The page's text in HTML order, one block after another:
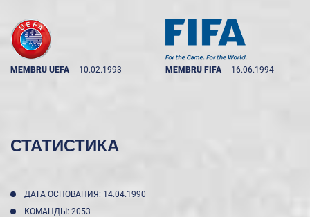
MEMBRU UEFA -- 10.02.1993 MEMBRU FIFA -- 16.06.1994
СТАТИСТИКА
ДАТА ОСНОВАНИЯ: 14.04.1990
КОМАНДЫ: 2053